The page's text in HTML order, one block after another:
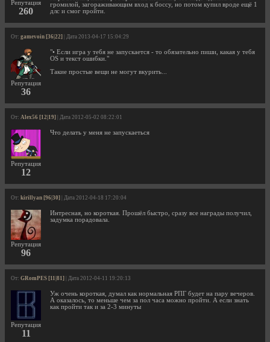
Репутация
260
громилой, загораживающим вход к боссу, но потом купил вроде ещё 1
длс и смог пройти.
От: gamevoin [36|22] | Дата 2013-04-17 15:04:29
Репутация
36
"• Если игра у тебя не запускается - то обязательно пиши, какая у тебя
OS и текст ошибки."
Такие простые вещи не могут вкурить...
От: Alex56 [12|19] | Дата 2012-05-02 08:22:01
Репутация
12
Что делать у меня не запускаеться
От: kirillyan [96|30] | Дата 2012-04-18 17:20:04
Репутация
96
Интресная, но короткая. Прошёл быстро, сразу все награды получил,
задумка порадовала.
От: GRomPES [11|81] | Дата 2012-04-11 19:20:13
Репутация
11
Уж очень короткая, думал как нормальная РПГ будет на пару вечеров.
А оказалось, то меньше чем за пол часа можно пройти. А если знать
как пройти так и за 2-3 минуты